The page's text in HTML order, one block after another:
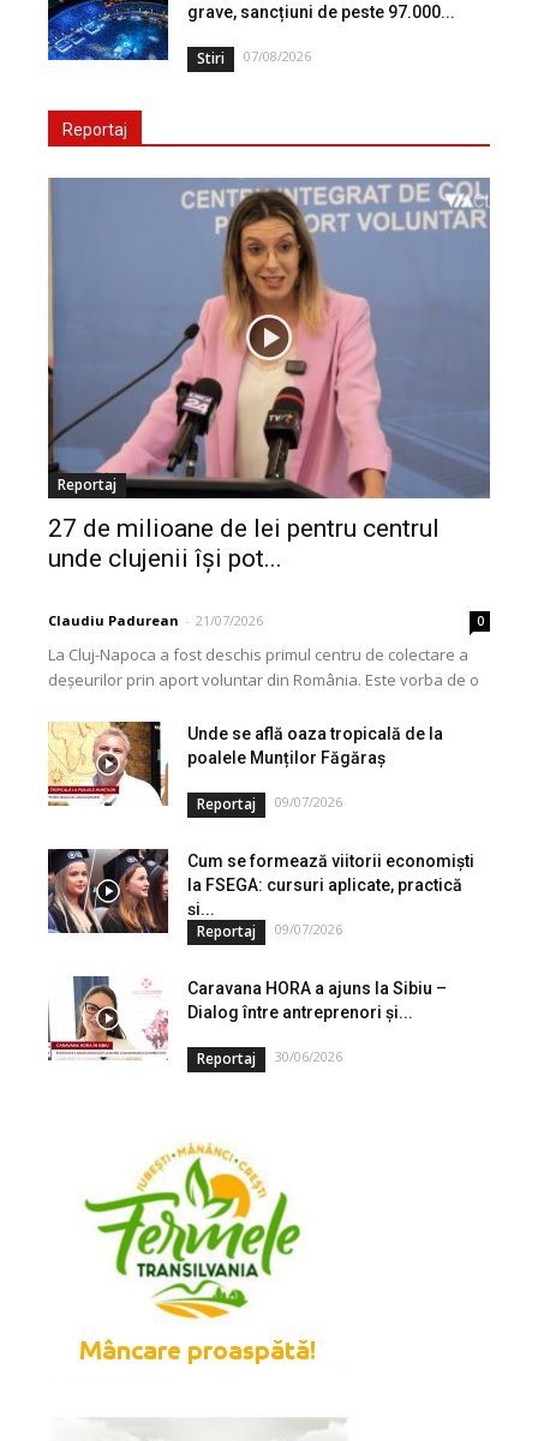
grave, sancțiuni de peste 97.000...
Stiri 07/08/2026
Reportaj
Reportaj
27 de milioane de lei pentru centrul
unde clujenii își pot...
Claudiu Padurean - 21/07/2026 0
La Cluj-Napoca a fost deschis primul centru de colectare a
deșeurilor prin aport voluntar din România. Este vorba de o
Unde se află oaza tropicală de la
poalele Munților Făgăraș
Reportaj 09/07/2026
Cum se formează viitorii economiști
la FSEGA: cursuri aplicate, practică
și...
Reportaj 09/07/2026
Caravana HORA a ajuns la Sibiu –
Dialog între antreprenori și...
Reportaj 30/06/2026